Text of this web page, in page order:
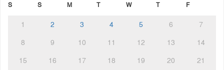
S S M T W T F
1 2 3 4 5 6
7
8
9 10 11 12 13
14
15
16 17 18 19 20
21